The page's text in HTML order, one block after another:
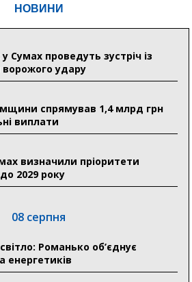
НОВИНИ
Сумах проведуть зустріч із
удару
спрямував 1,4 млрд грн
виплати
визначили пріоритети
2029 року
08 серпня
Романько об’єднує
енергетиків